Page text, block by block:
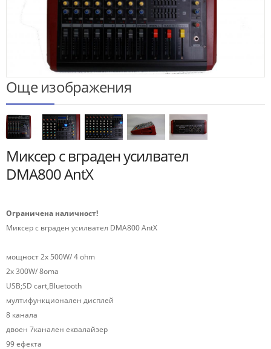
Още изображения
Миксер с вграден усилвател
DMA800 AntX
Ограничена наличност!
Миксер с вграден усилвател DMA800 AntX
мощност 2х 500W/ 4 ohm
2х 300W/ 8oma
USB;SD cart,Bluetooth
мултифункционален дисплей
8 канала
двоен 7канален еквалайзер
99 ефекта